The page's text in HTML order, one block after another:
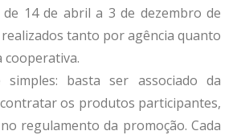
14 de abril a 3 de dezembro de
tanto por agência quanto
cooperativa.
basta ser associado da
os produtos participantes,
regulamento da promoção. Cada